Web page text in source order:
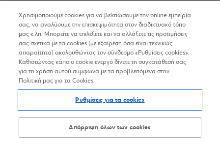
Copyright © 2026
Όροι Χρήσης
Προσωπικά Δεδομένα στον Διαδικτυακό Τόπο
Δήλωση Προσβασιμότητας
Sitemap
Χρησιμοποιούμε cookies για να βελτιώσουμε την online εμπειρία
σας, να αναλύουμε την επισκεψιμότητα στον διαδικτυακό τόπο
μας κ.λπ. Μπορείτε να επιλέξετε και να αλλάξετε τις προτιμήσεις
σας σχετικά με τα cookies (με εξαίρεση όσα είναι τεχνικώς
απαραίτητα) ακολουθώντας τον σύνδεσμο «Ρυθμίσεις cookies».
Καθιστώντας κάποιο cookie ενεργό δίνετε τη συγκατάθεσή σας
για τη χρήση αυτού σύμφωνα με τα προβλεπόμενα στην
Πολιτική μας για τα Cookies.
Ρυθμίσεις για τα cookies
Απόρριψη όλων των cookies